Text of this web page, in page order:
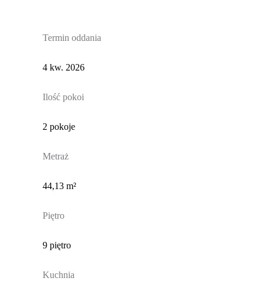
Termin oddania
4 kw. 2026
Ilość pokoi
2 pokoje
Metraż
44,13 m²
Piętro
9 piętro
Kuchnia